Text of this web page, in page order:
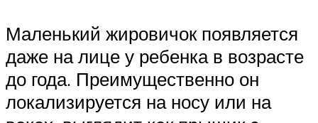
Маленький жировичок появляется
даже на лице у ребенка в возрасте
до года. Преимущественно он
локализируется на носу или на